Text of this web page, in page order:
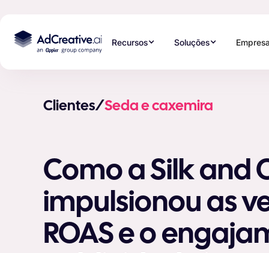
Recursos Soluções
Clientes/Seda e caxemira
Como a Silk and
impulsionou as
ROAS e o